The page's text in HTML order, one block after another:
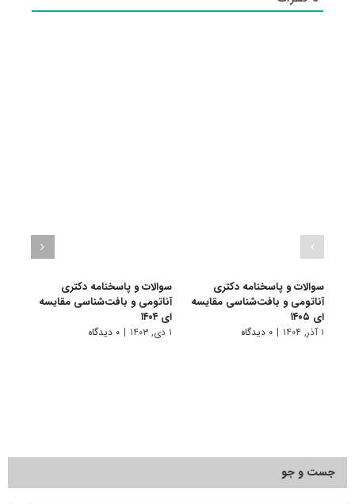
سوالات و پاسخنامه دکتری
آناتومی و بافت‌شناسی مقایسه
ای ۱۴۰۵
۱ آذر, ۱۴۰۴ | ۰ دیدگاه
سوالات و پاسخنامه دکتری
آناتومی و بافت‌شناسی مقایسه
ای ۱۴۰۴
۱ دی, ۱۴۰۳ | ۰ دیدگاه
جست و جو